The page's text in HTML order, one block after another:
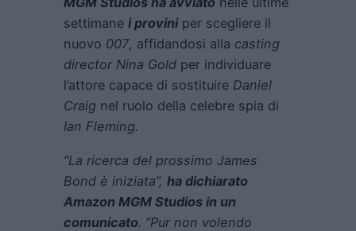
settimane i proviniper scegliere il
nuovo 007, affidandosi alla casting
director Nina Gold per individuare
l’attore capace di sostituire Daniel
Craig nel ruolo della celebre spia di
Ian Fleming.
“La ricerca del prossimo James
Bond è iniziata”, ha dichiarato
Amazon MGM Studios in un
comunicato. “Pur non volendo